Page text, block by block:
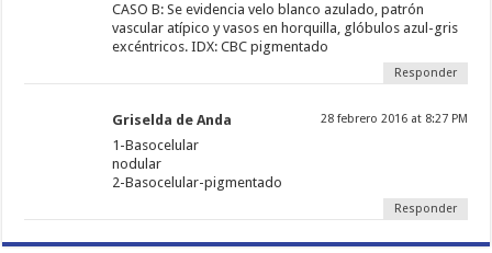
CASO B: Se evidencia velo blanco azulado, patrón
vascular atípico y vasos en horquilla, glóbulos azul-gris
excéntricos. IDX: CBC pigmentado
Responder
Griselda de Anda 28 febrero 2016 at 8:27 PM
1-Basocelular
nodular
2-Basocelular-pigmentado
Responder